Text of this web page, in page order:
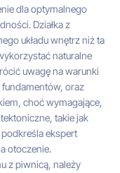
dla optymalnego
Działka z
układu wnętrz niż ta
naturalne
uwagę na warunki
oraz
choć wymagające,
takie jak
ekspert
otoczenie.
z piwnicą, należy